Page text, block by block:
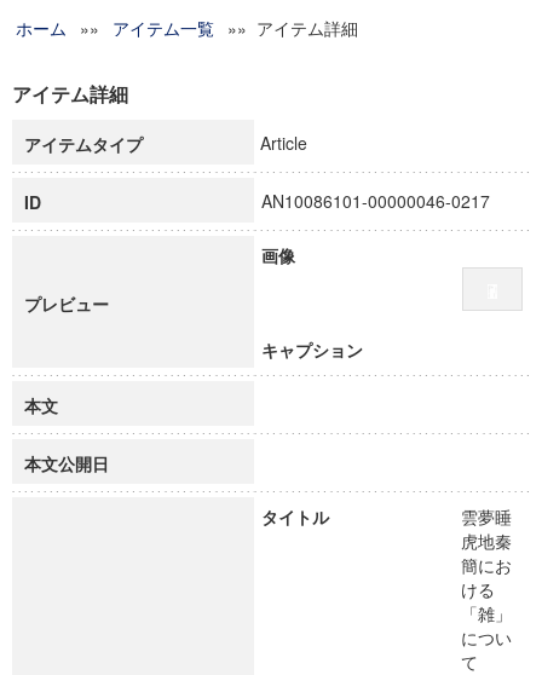
グローバルリサーチインスティテュート
科学研究費補助金研究成果報告書
慶應義塾大学グローバルCOEプログラム市民社会ガバナンス
慶應義塾大学グローバルCOEプログラム論理と感性の先端的
博士課程教育リーディングプログラム「超成熟社会発展のサ
学術雑誌掲載論文等(8)
ホーム »» アイテム一覧 »» アイテム詳細
アイテム詳細
アイテムタイプ Article
ID AN10086101-00000046-0217
プレビュー
画像
キャプション
本文
本文公開日
タイトル
雲夢睡
虎地秦
簡にお
ける
「雑」
につい
て